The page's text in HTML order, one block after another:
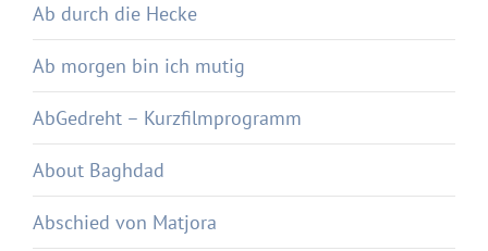
Ab durch die Hecke
Ab morgen bin ich mutig
AbGedreht – Kurzfilmprogramm
About Baghdad
Abschied von Matjora